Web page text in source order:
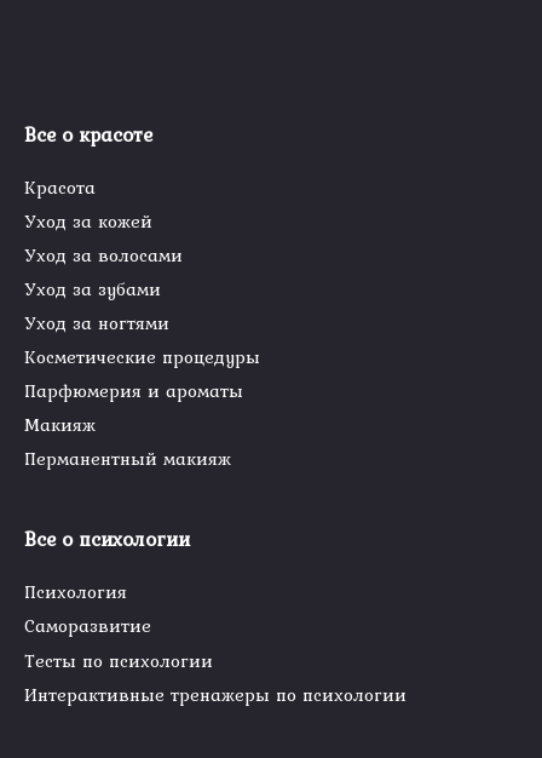
Все о красоте
Красота
Уход за кожей
Уход за волосами
Уход за зубами
Уход за ногтями
Косметические процедуры
Парфюмерия и ароматы
Макияж
Перманентный макияж
Все о психологии
Психология
Саморазвитие
Тесты по психологии
Интерактивные тренажеры по психологии